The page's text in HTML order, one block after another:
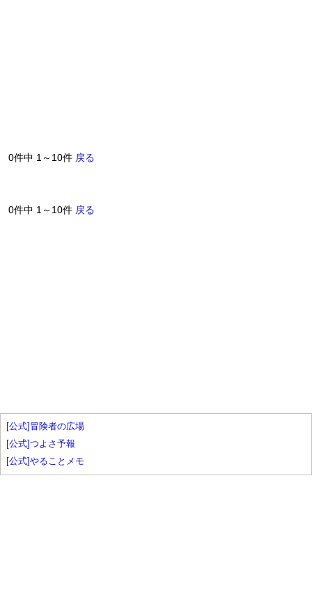
0件中 1～10件 戻る
0件中 1～10件 戻る
[公式]冒険者の広場
[公式]つよさ予報
[公式]やることメモ